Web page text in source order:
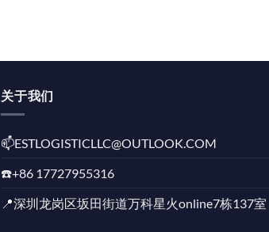
关于我们
📫️ESTLOGISTICLLC@OUTLOOK.COM
☎️+86 17727955316
📍深圳龙岗区坂田街道万科星火online7栋137室